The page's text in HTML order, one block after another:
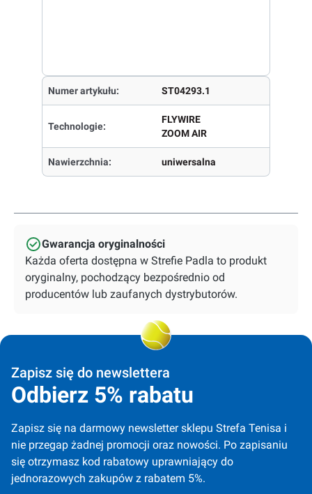
Numer artykułu: ST04293.1
Technologie:
FLYWIRE
ZOOM AIR
Nawierzchnia: uniwersalna
Gwarancja oryginalności
Każda oferta dostępna w Strefie Padla to produkt
oryginalny, pochodzący bezpośrednio od
producentów lub zaufanych dystrybutorów.
Zapisz się do newslettera
Odbierz 5% rabatu
Zapisz się na darmowy newsletter sklepu Strefa Tenisa i
nie przegap żadnej promocji oraz nowości. Po zapisaniu
się otrzymasz kod rabatowy uprawniający do
jednorazowych zakupów z rabatem 5%.